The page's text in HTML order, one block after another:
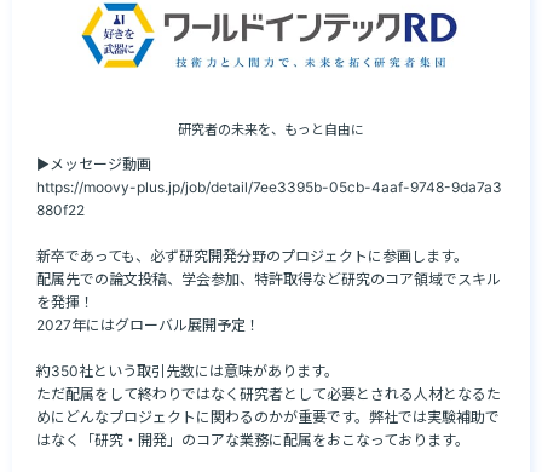
研究者の未来を、もっと自由に
▶メッセージ動画
https://moovy-plus.jp/job/detail/7ee3395b-05cb-4aaf-9748-9da7a3
880f22
新卒であっても、必ず研究開発分野のプロジェクトに参画します。
配属先での論文投稿、学会参加、特許取得など研究のコア領域でスキル
を発揮！
2027年にはグローバル展開予定！
約350社という取引先数には意味があります。
ただ配属をして終わりではなく研究者として必要とされる人材となるた
めにどんなプロジェクトに関わるのかが重要です。弊社では実験補助で
はなく「研究・開発」のコアな業務に配属をおこなっております。